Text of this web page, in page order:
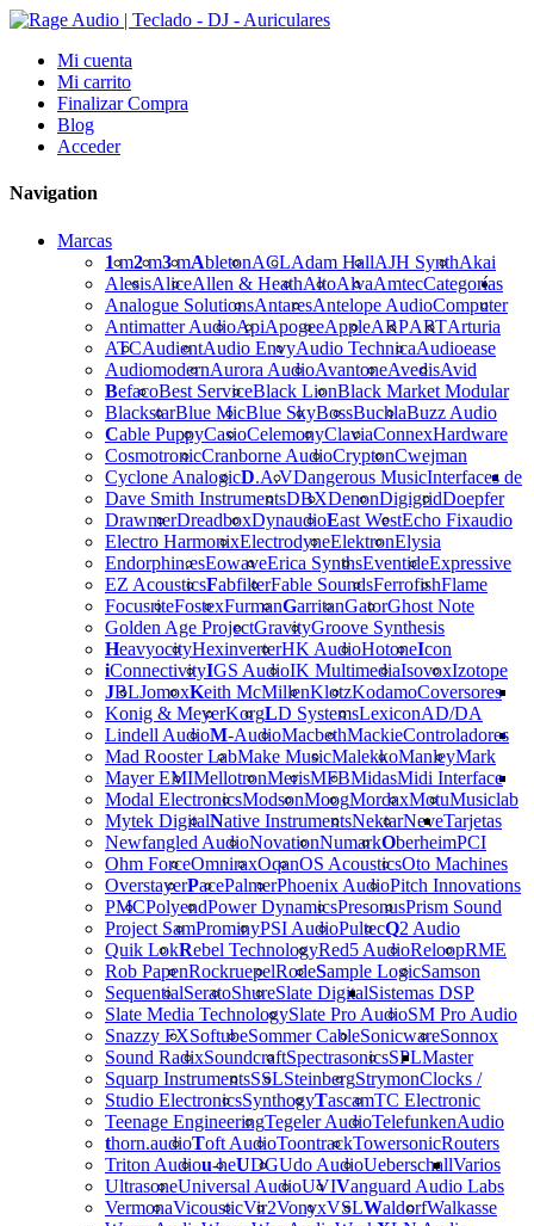
Mi cuenta
Mi carrito
Finalizar Compra
Blog
Acceder
Navigation
Marcas
1m2m3mAbletonACLAdam HallAJH SynthAkai
AlesisAliceAllen & HeathAltoAlvaAmtec
Analogue SolutionsAntaresAntelope Audio
Antimatter AudioApiApogeeAppleARPARTArturia
ATCAudientAudio EnvyAudio TechnicaAudioease
AudiomodernAurora AudioAvantoneAvedisAvid
BefacoBest ServiceBlack LionBlack Market Modular
BlackstarBlue MicBlue SkyBossBuchlaBuzz Audio
Cable PuppyCasioCelemonyClaviaConnex
CosmotronicCranborne AudioCryptonCwejman
Cyclone AnalogicD.A.VDangerous Music
Dave Smith InstrumentsDBXDenonDigigridDoepfer
DrawmerDreadboxDynaudioEast WestEcho Fix
Electro HarmonixElectrodyneElektronElysia
Endorphin.esEowaveErica SynthsEventideExpressive
EZ AcousticsFabfilterFable SoundsFerrofishFlame
FocusriteFostexFurmanGarritanGatorGhost Note
Golden Age ProjectGravityGroove Synthesis
HeavyocityHexinverterHK AudioHotoneIcon
iConnectivityIGS AudioIK MultimediaIsovoxIzotope
JBLJomoxKeith McMillenKlotzKodamo
Konig & MeyerKorgLD SystemsLexicon
Lindell AudioM-AudioMacbethMackie
Mad Rooster LabMake MusicMalekkoManleyMark
Mayer EMIMellotronMerisMFBMidas
Modal ElectronicsModsonMoogMordaxMotuMusiclab
Mytek DigitalNative InstrumentsNektarNeve
Newfangled AudioNovationNumarkOberheim
Ohm ForceOmniraxOqanOS AcousticsOto Machines
OverstayerPacePalmerPhoenix AudioPitch Innovations
PMCPolyendPower DynamicsPresonusPrism Sound
Project SamProminyPSI AudioPultecQ2 Audio
Quik LokRebel TechnologyRed5 AudioReloopRME
Rob PapenRockruepelRodeSample LogicSamson
SequentialSeratoShureSlate Digital
Slate Media TechnologySlate Pro AudioSM Pro Audio
Snazzy FXSoftubeSommer CableSonicwareSonnox
Sound RadixSoundcraftSpectrasonicsSPL
Squarp InstrumentsSSLSteinbergStrymon
Studio ElectronicsSynthogyTascamTC Electronic
Teenage EngineeringTegeler AudioTelefunken
thorn.audioToft AudioToontrackTowersonic
Triton Audiou-heUDGUdo AudioUeberschall
UltrasoneUniversal AudioUVIVanguard Audio Labs
VermonaVicousticVir2VonyxVSLWaldorfWalkasse
Categorías
Computer
Hardware
Interfaces de
audio
Coversores
AD/DA
Controladores
Midi Interface
Tarjetas
PCI
Sistemas DSP
Master
Clocks /
Audio
Routers
Varios